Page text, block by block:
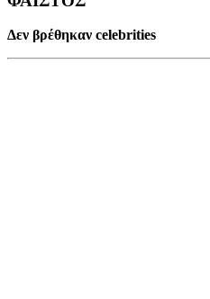
Δεν βρέθηκαν celebrities